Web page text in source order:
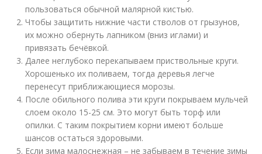
пользоваться обычной малярной кистью.
Чтобы защитить нижние части стволов от грызунов,
их можно обернуть лапником (вниз иглами) и
привязать бечёвкой.
Далее неглубоко перекапываем приствольные круги.
Хорошенько их поливаем, тогда деревья легче
перенесут приближающиеся морозы.
После обильного полива эти круги покрываем мульчей
слоем около 15-25 см. Это могут быть торф или
опилки. С таким покрытием корни имеют больше
шансов остаться здоровыми.
Если зима малоснежная – не забываем в течение зимы